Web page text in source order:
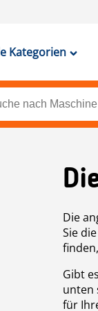
Kategorien
Die
Sie
Gibt
unten
für